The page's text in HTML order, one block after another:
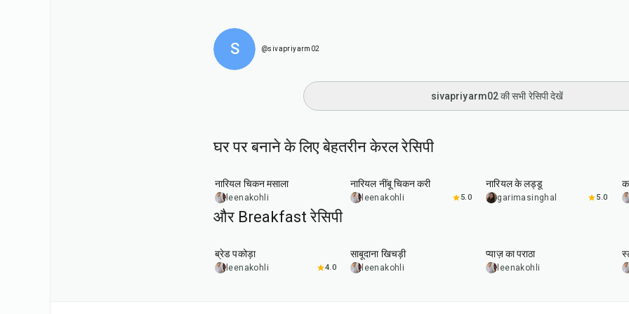
S @sivapriyarm02
sivapriyarm02 की सभी रेसिपी देखें
घर पर बनाने के लिए बेहतरीन केरल रेसिपी
नारियल चिकन मसाला
leenakohli
नारियल नींबू चिकन करी
leenakohli 5.0
नारियल के लड्डू
garimasinghal 5.0
और Breakfast रेसिपी
ब्रेड पकोड़ा
leenakohli 4.0
साबूदाना खिचड़ी
leenakohli
प्याज़ का पराठा
leenakohli